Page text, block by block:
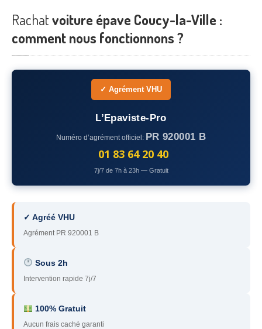
Recyclage voiture usagée gratuit
voiture accidentée
– Seine-et-Marne
92 – Hauts-de-Seine
94 – Val-de-Marne
91 – Essonne
Rachatvoiture épave Coucy-la-Ville :
comment nous fonctionnons ?
✓ Agrément VHU
L’Epaviste-Pro
Numéro d’agrément officiel: PR 920001 B
01 83 64 20 40
7j/7 de 7h à 23h — Gratuit
✓ Agréé VHU
Agrément PR 920001 B
Sous 2h
Intervention rapide 7j/7
100% Gratuit
Aucun frais caché garanti